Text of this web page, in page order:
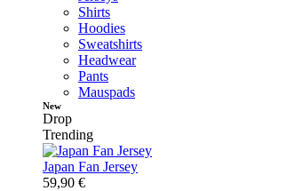
Shirts
Hoodies
Sweatshirts
Headwear
Pants
Mauspads
New
Drop
Trending
Japan Fan Jersey
59,90 €